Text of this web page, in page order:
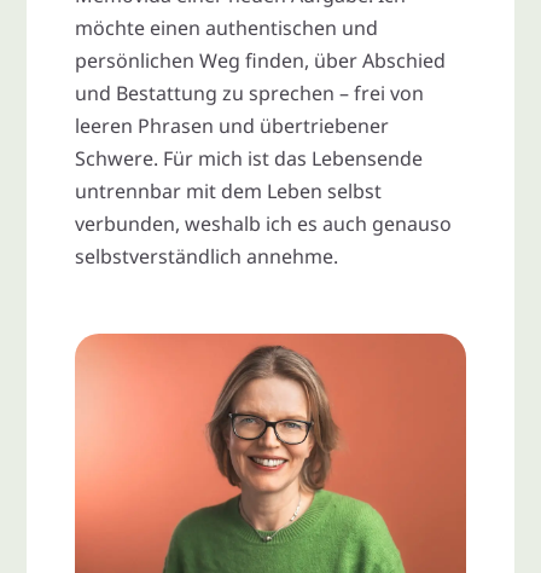
möchte einen authentischen und
persönlichen Weg finden, über Abschied
und Bestattung zu sprechen – frei von
leeren Phrasen und übertriebener
Schwere. Für mich ist das Lebensende
untrennbar mit dem Leben selbst
verbunden, weshalb ich es auch genauso
selbstverständlich annehme.